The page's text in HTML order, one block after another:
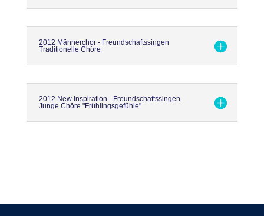
2012 Männerchor - Freundschaftssingen
Traditionelle Chöre
2012 New Inspiration - Freundschaftssingen
Junge Chöre "Frühlingsgefühle"